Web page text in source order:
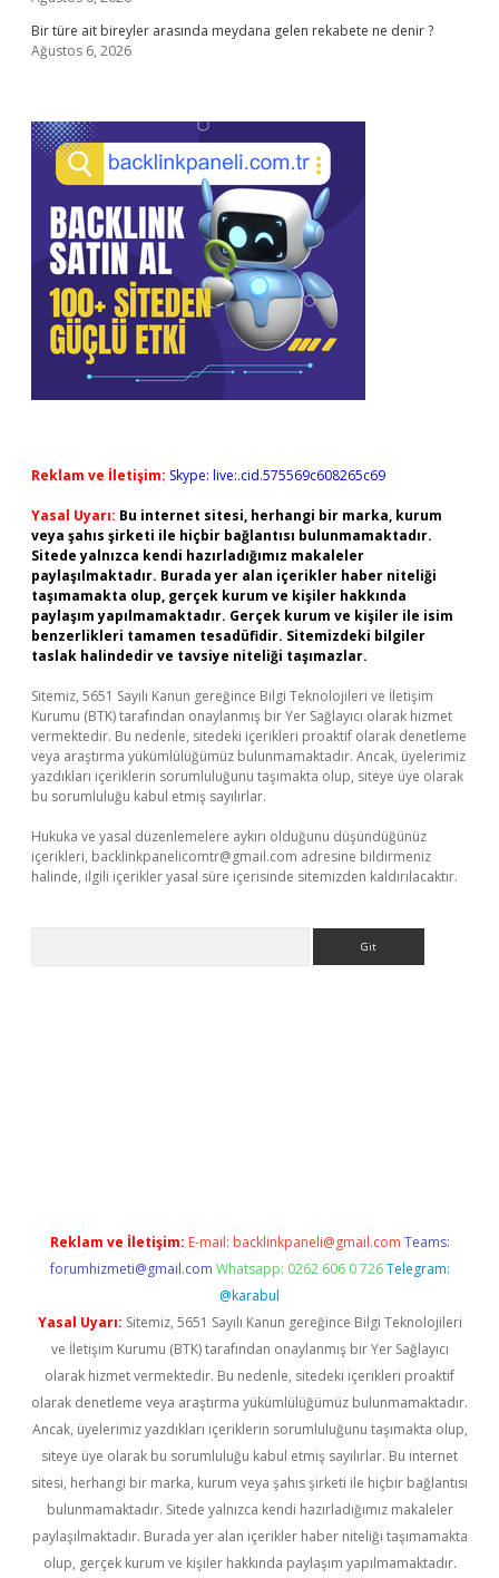
Bir türe ait bireyler arasında meydana gelen rekabete ne denir ?
Ağustos 6, 2026
Reklam ve İletişim: Skype: live:.cid.575569c608265c69
Yasal Uyarı: Bu internet sitesi, herhangi bir marka, kurum
veya şahıs şirketi ile hiçbir bağlantısı bulunmamaktadır.
Sitede yalnızca kendi hazırladığımız makaleler
paylaşılmaktadır. Burada yer alan içerikler haber niteliği
taşımamakta olup, gerçek kurum ve kişiler hakkında
paylaşım yapılmamaktadır. Gerçek kurum ve kişiler ile isim
benzerlikleri tamamen tesadüfidir. Sitemizdeki bilgiler
taslak halindedir ve tavsiye niteliği taşımazlar.
Sitemiz, 5651 Sayılı Kanun gereğince Bilgi Teknolojileri ve İletişim
Kurumu (BTK) tarafından onaylanmış bir Yer Sağlayıcı olarak hizmet
vermektedir. Bu nedenle, sitedeki içerikleri proaktif olarak denetleme
veya araştırma yükümlülüğümüz bulunmamaktadır. Ancak, üyelerimiz
yazdıkları içeriklerin sorumluluğunu taşımakta olup, siteye üye olarak
bu sorumluluğu kabul etmiş sayılırlar.
Hukuka ve yasal düzenlemelere aykırı olduğunu düşündüğünüz
içerikleri, backlinkpanelicomtr@gmail.com adresine bildirmeniz
halinde, ilgili içerikler yasal süre içerisinde sitemizden kaldırılacaktır.
Reklam ve İletişim: E-mail: backlinkpaneli@gmail.com Teams:
forumhizmeti@gmail.com Whatsapp: 0262 606 0 726 Telegram:
@karabul
Yasal Uyarı: Sitemiz, 5651 Sayılı Kanun gereğince Bilgi Teknolojileri
ve İletişim Kurumu (BTK) tarafından onaylanmış bir Yer Sağlayıcı
olarak hizmet vermektedir. Bu nedenle, sitedeki içerikleri proaktif
olarak denetleme veya araştırma yükümlülüğümüz bulunmamaktadır.
Ancak, üyelerimiz yazdıkları içeriklerin sorumluluğunu taşımakta olup,
siteye üye olarak bu sorumluluğu kabul etmiş sayılırlar. Bu internet
sitesi, herhangi bir marka, kurum veya şahıs şirketi ile hiçbir bağlantısı
bulunmamaktadır. Sitede yalnızca kendi hazırladığımız makaleler
paylaşılmaktadır. Burada yer alan içerikler haber niteliği taşımamakta
olup, gerçek kurum ve kişiler hakkında paylaşım yapılmamaktadır.